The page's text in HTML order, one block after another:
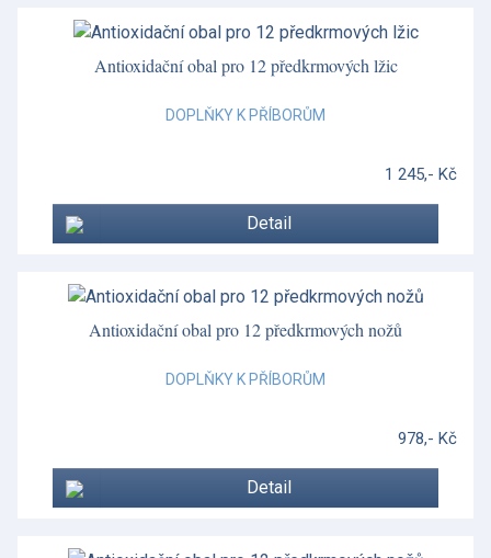
Antioxidační obal pro 12 předkrmových lžic
DOPLŇKY K PŘÍBORŮM
1 245,- Kč
Detail
Antioxidační obal pro 12 předkrmových nožů
DOPLŇKY K PŘÍBORŮM
978,- Kč
Detail